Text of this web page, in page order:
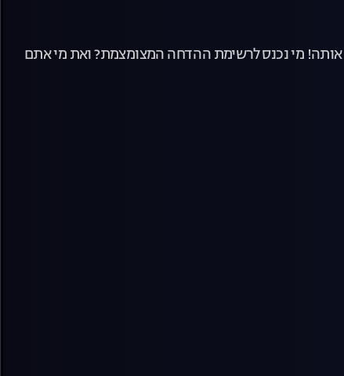
אותה! מי נכנס לרשימת ההדחה המצומצמת? ואת מי אתם